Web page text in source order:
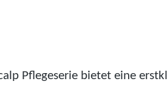
Pflegeserie bietet eine